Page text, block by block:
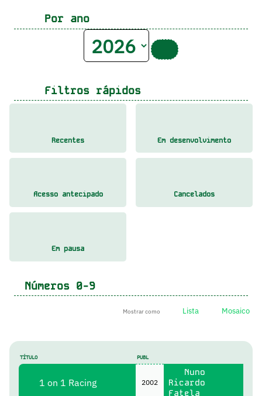
Por ano
Filtros rápidos
Recentes Em desenvolvimento
Acesso antecipado Cancelados
Em pausa
Números 0-9
Mostrar como Lista Mosaico
TÍTULO PUBL
1 on 1 Racing 2002
Nuno
Ricardo
Fatela